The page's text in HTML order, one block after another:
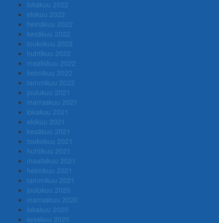
lokakuu 2022
elokuu 2022
heinäkuu 2022
kesäkuu 2022
toukokuu 2022
huhtikuu 2022
maaliskuu 2022
helmikuu 2022
tammikuu 2022
joulukuu 2021
marraskuu 2021
lokakuu 2021
elokuu 2021
kesäkuu 2021
toukokuu 2021
huhtikuu 2021
maaliskuu 2021
helmikuu 2021
tammikuu 2021
joulukuu 2020
marraskuu 2020
lokakuu 2020
syyskuu 2020